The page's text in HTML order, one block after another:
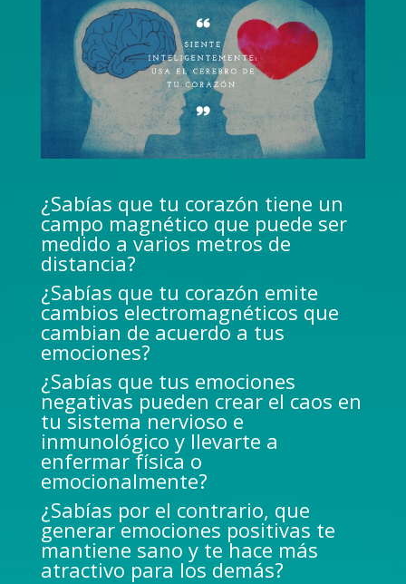
¿Sabías que tu corazón tiene un
campo magnético que puede ser
medido a varios metros de
distancia?
¿Sabías que tu corazón emite
cambios electromagnéticos que
cambian de acuerdo a tus
emociones?
¿Sabías que tus emociones
negativas pueden crear el caos en
tu sistema nervioso e
inmunológico y llevarte a
enfermar física o
emocionalmente?
¿Sabías por el contrario, que
generar emociones positivas te
mantiene sano y te hace más
atractivo para los demás?